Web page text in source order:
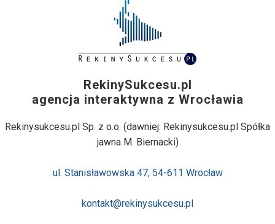
RekinySukcesu.pl
agencja interaktywna z Wrocławia
Rekinysukcesu.pl Sp. z o.o. (dawniej: Rekinysukcesu.pl Spółka
jawna M. Biernacki)
ul. Stanisławowska 47, 54-611 Wrocław
kontakt@rekinysukcesu.pl